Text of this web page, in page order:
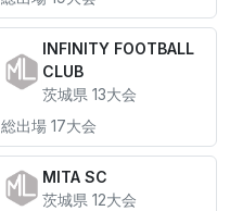
INFINITY FOOTBALL
CLUB
茨城県 13大会
総出場 17大会
MITA SC
茨城県 12大会